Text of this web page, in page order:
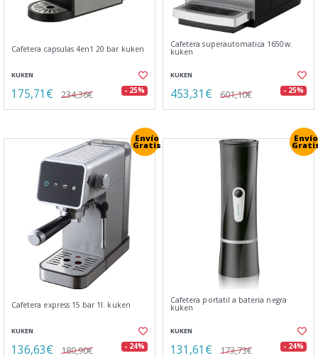
Cafetera capsulas 4en1 20 bar kuken
KUKEN
175,71€ 234,36€ - 25%
Cafetera superautomatica 1650w.
kuken
KUKEN
453,31€ 601,10€ - 25%
Envío
Gratis
Cafetera express 15 bar 1l. kuken
KUKEN
136,63€ 180,90€ - 24%
Envío
Cafetera portatil a bateria negra
kuken
KUKEN
131,61€ 173,73€ - 24%